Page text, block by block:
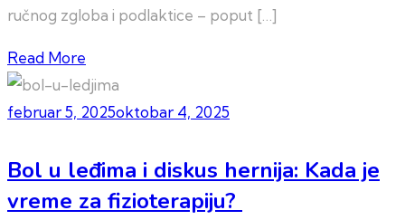
ručnog zgloba i podlaktice – poput […]
Read More
februar 5, 2025oktobar 4, 2025
Bol u leđima i diskus hernija: Kada je
vreme za fizioterapiju?